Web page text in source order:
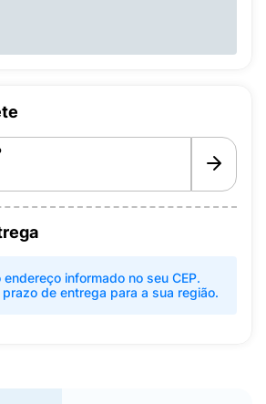
endereço informado no seu CEP.
de entrega para a sua região.